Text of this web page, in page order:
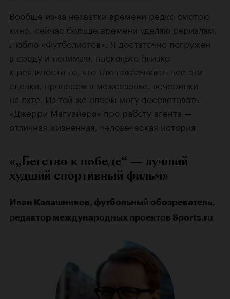
Вообще из-за нехватки времени редко смотрю
кино, сейчас больше времени уделяю сериалам.
Люблю «Футболистов». Я достаточно погружен
в среду и понимаю, насколько близко
к реальности то, что там показывают: все эти
сделки, процессы в межсезонье, вечеринки
на яхте. Из той же оперы могу посоветовать
«Джерри Магуайера» про работу агента —
отличная жизненная, человеческая история.
«„Бегство к победе“ — лучший
худший спортивный фильм»
Иван Калашников, футбольный обозреватель,
редактор международных проектов Sports.ru